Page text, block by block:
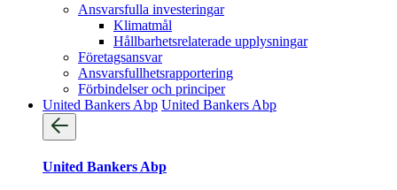
Ansvarsfulla investeringar
Klimatmål
Hållbarhetsrelaterade upplysningar
Företagsansvar
Ansvarsfullhets­rapportering
Förbindelser och principer
United Bankers Abp United Bankers Abp
United Bankers Abp